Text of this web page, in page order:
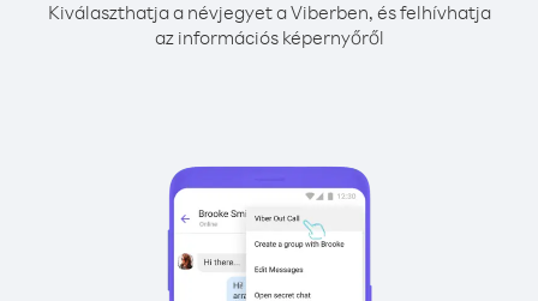
Kiválaszthatja a névjegyet a Viberben, és felhívhatja
az információs képernyőről